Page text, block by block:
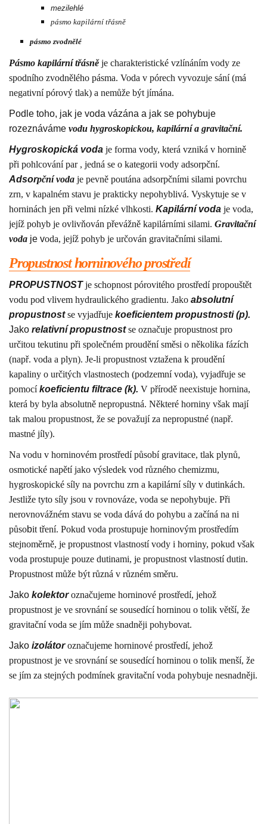
mezilehlé
pásmo kapilární třásně
pásmo zvodnělé
Pásmo kapilární třásněje charakteristické vzlínáním vody ze
spodního zvodnělého pásma. Voda v pórech vyvozuje sání (má
negativní pórový tlak) a nemůže být jímána.
Podle toho, jak je voda vázána a jak se pohybuje
rozeznáváme vodu hygroskopickou, kapilární a gravitační.
Hygroskopická voda je forma vody, která vzniká v hornině
při pohlcování par , jedná se o kategorii vody adsorpční.
Adsorpční voda je pevně poutána adsorpčními silami povrchu
zrn, v kapalném stavu je prakticky nepohyblivá. Vyskytuje se v
horninách jen při velmi nízké vlhkosti. Kapilární voda je voda,
jejíž pohyb je ovlivňován převážně kapilárními silami. Gravitační
voda je voda, jejíž pohyb je určován gravitačními silami.
Propustnost horninového prostředí
PROPUSTNOSTje schopnost pórovitého prostředí propouštět
vodu pod vlivem hydraulického gradientu. Jako absolutní
propustnostse vyjadřuje koeficientem propustnosti (p).
Jako relativní propustnostse označuje propustnost pro
určitou tekutinu při společném proudění směsi o několika fázích
(např. voda a plyn). Je-li propustnost vztažena k proudění
kapaliny o určitých vlastnostech (podzemní voda), vyjadřuje se
pomocíkoeficientu filtrace (k). V přírodě neexistuje hornina,
která by byla absolutně nepropustná. Některé horniny však mají
tak malou propustnost, že se považují za nepropustné (např.
mastné jíly).
Na vodu v horninovém prostředí působí gravitace, tlak plynů,
osmotické napětí jako výsledek vod různého chemizmu,
hygroskopické síly na povrchu zrn a kapilární síly v dutinkách.
Jestliže tyto síly jsou v rovnováze, voda se nepohybuje. Při
nerovnovážném stavu se voda dává do pohybu a začíná na ni
působit tření. Pokud voda prostupuje horninovým prostředím
stejnoměrně, je propustnost vlastností vody i horniny, pokud však
voda prostupuje pouze dutinami, je propustnost vlastností dutin.
Propustnost může být různá v různém směru.
Jako kolektoroznačujeme horninové prostředí, jehož
propustnost je ve srovnání se sousedící horninou o tolik větší, že
gravitační voda se jím může snadněji pohybovat.
Jako izolátoroznačujeme horninové prostředí, jehož
propustnost je ve srovnání se sousedící horninou o tolik menší, že
se jím za stejných podmínek gravitační voda pohybuje nesnadněji.